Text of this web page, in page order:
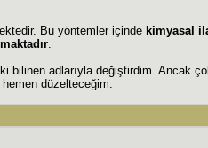
Bu yöntemler içindekimyasal
.
bilinen adlarıyla değiştirdim. Ancak
düzelteceğim.